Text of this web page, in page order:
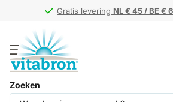
Gratis levering NL € 45 / BE €
Gratis levering NL € 45 / BE €
Zoeken